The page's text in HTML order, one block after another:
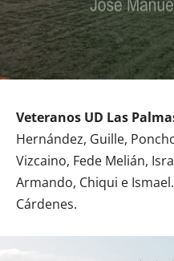
Veteranos UD Las
Hernández, Guille,
Vizcaino, Fede Melián,
Armando, Chiqui e
Cárdenes.